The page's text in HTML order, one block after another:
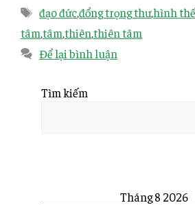
đạo đức,đổng trọng thư,hình
tâm,tâm,thiên,thiên tâm
Để lại bình luận
Tìm kiếm
Tháng 8 2026